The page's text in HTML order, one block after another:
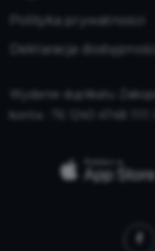
Polityka prywatności
Deklaracja dostępności
Wydanie duplikatu